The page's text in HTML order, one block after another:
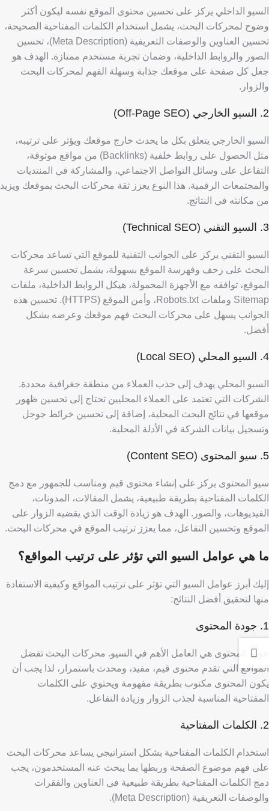
السيو الداخلي يركز على تحسين محتوى الموقع نفسه ليكون أكثر
وضوح لمحركات البحث، يشمل استخدام الكلمات المفتاحية الصحيحة،
تحسين العناوين والوصفات التعريفية (Meta Description)، تحسين
الصور والروابط الداخلية، وضمان تجربة مستخدم ممتازة. الهدف هو
جعل كل صفحة على موقعك جذابة وسهلة الفهم لمحركات البحث
والزوار.
2. السيو الخارجي (Off-Page SEO)
السيو الخارجي يتعلق بكل ما يحدث خارج موقعك ويؤثر على ترتيبه،
مثل الحصول على روابط خلفية (Backlinks) من مواقع موثوقة،
التفاعل على وسائل التواصل الاجتماعي، والمشاركة في المنتديات
والمجتمعات الرقمية. هذا النوع يعزز ثقة محركات البحث بموقعك ويزيد
من مكانته في النتائج.
3. السيو التقني (Technical SEO)
السيو التقني يركز على الجوانب التقنية للموقع التي تساعد محركات
البحث على زحف وفهرسة الموقع بسهولة، يشمل تحسين سرعة
الموقع، توافقه مع الأجهزة المحمولة، هيكل الروابط الداخلية، ملفات
Sitemap وملفات Robots.txt، وأمن الموقع (HTTPS). تحسين هذه
الجوانب يسهل على محركات البحث فهم موقعك وعرضه بشكل
أفضل.
4. السيو المحلي (Local SEO)
السيو المحلي يهدف إلى جذب العملاء من منطقة جغرافية محددة.
الشركات التي تعتمد على العملاء المحليين تحتاج إلى تحسين ظهور
موقعها في نتائج البحث المحلية، إضافة إلى تحسين خرائط جوجل
وتسجيل بيانات الشركة في الأدلة المحلية.
5. سيو المحتوى (Content SEO)
سيو المحتوى يركز على إنشاء محتوى قيم ومناسب للجمهور مع دمج
الكلمات المفتاحية بطريقة طبيعية، يشمل المقالات، المدونات،
الفيديوهات، والصور. الهدف هو زيادة الوقت الذي يقضيه الزوار على
الموقع وتحسين التفاعل، مما يعزز ترتيب الموقع في محركات البحث.
​ما هي عوامل السيو التي تؤثر على ترتيب المواقع؟
إليك أبرز عوامل السيو التي تؤثر على ترتيب المواقع وكيفية الاستفادة
منها لتحقيق أفضل النتائج:
1. جودة المحتوى
جودة المحتوى هي العامل الأهم في السيو. محركات البحث تفضل
المواقع التي تقدم محتوى قيم، مفيد، ومحدث باستمرار، لذا يجب أن
يكون المحتوى مكتوب بطريقة مفهومة ويحتوي على الكلمات
المفتاحية المناسبة لجذب الزوار وزيادة التفاعل.
2. الكلمات المفتاحية
استخدام الكلمات المفتاحية بشكل استراتيجي يساعد محركات البحث
على فهم موضوع الصفحة وربطها بما يبحث عنه المستخدمون، يجب
دمج الكلمات المفتاحية بطريقة طبيعية في العناوين والفقرات
والوصفات التعريفية (Meta Description).